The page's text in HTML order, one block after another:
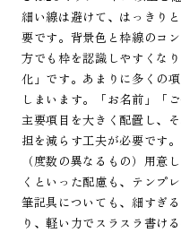
細い線は避けて、はっきり
要です。背景色と枠線のコ
方でも枠を認識しやすくな
化」です。あまりに多くの
しまいます。「お名前」「
主要項目を大きく配置し、
担を減らす工夫が必要です
（度数の異なるもの）用意
くといった配慮も、テンプ
筆記具についても、細すぎ
り、軽い力でスラスラ書け